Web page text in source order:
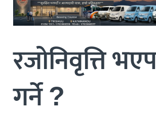
रजोनिवृत्ति
गर्ने ?